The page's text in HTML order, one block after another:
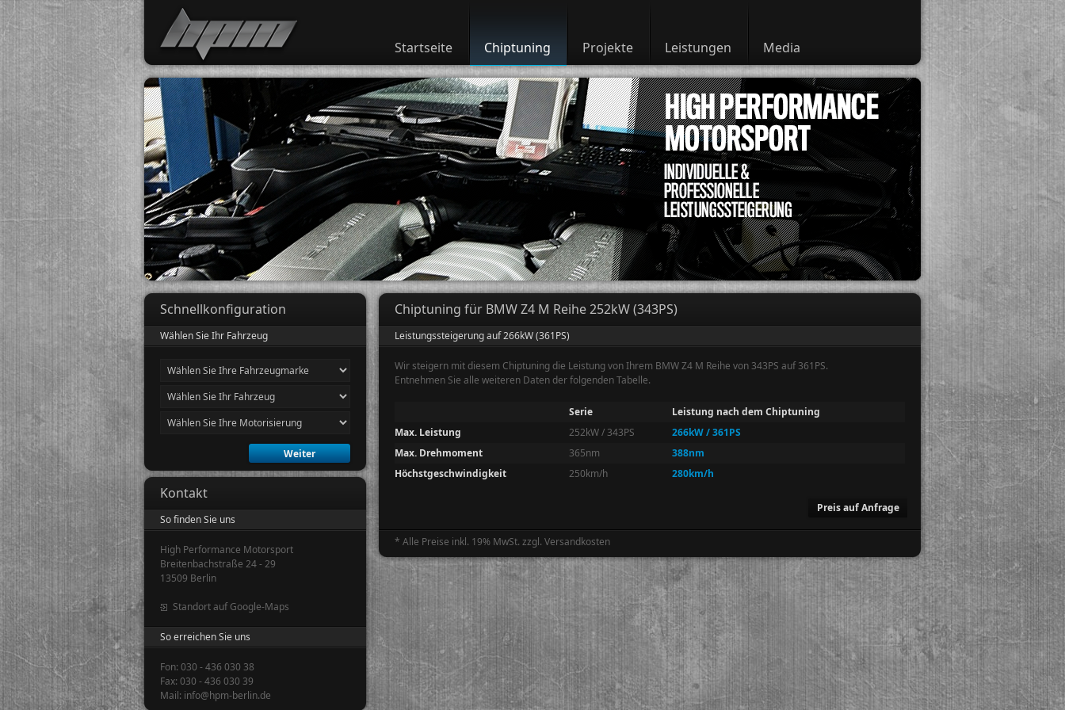
Startseite Chiptuning Projekte Leistungen Media
Chiptuning für BMW Z4 M Reihe 252kW (343PS)
Leistungssteigerung auf 266kW (361PS)
Wir steigern mit diesem Chiptuning die Leistung von Ihrem BMW Z4 M Reihe von 343PS auf 361PS.
Entnehmen Sie alle weiteren Daten der folgenden Tabelle.
Serie
Leistung nach dem Chiptuning
Max. Leistung
252kW / 343PS
266kW / 361PS
Max. Drehmoment
365nm
388nm
Höchstgeschwindigkeit
250km/h 280km/h
Preis auf Anfrage
* Alle Preise inkl. 19% MwSt. zzgl. Versandkosten
Schnellkonfiguration
Wählen Sie Ihr Fahrzeug
Kontakt
So finden Sie uns
High Performance Motorsport
Breitenbachstraße 24 - 29
13509 Berlin
Standort auf Google-Maps
So erreichen Sie uns
Fon: 030 - 436 030 38
Fax: 030 - 436 030 39
Mail: info@hpm-berlin.de